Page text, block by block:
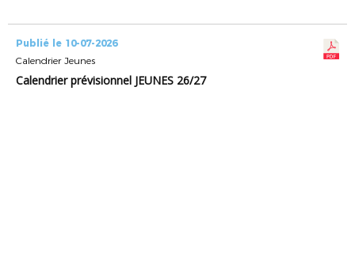
Publié le 10-07-2026
Calendrier Jeunes
Calendrier prévisionnel JEUNES 26/27